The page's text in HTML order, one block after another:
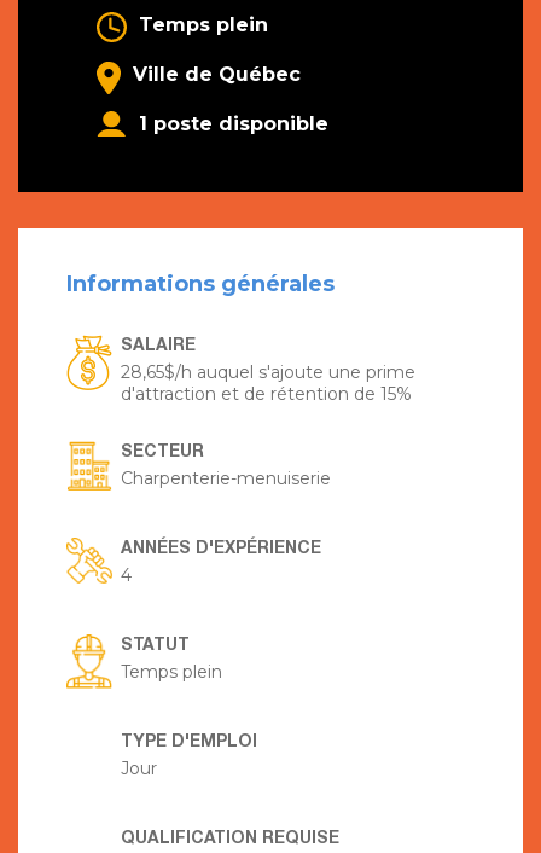
Temps plein
Ville de Québec
1 poste disponible
Informations générales
SALAIRE
28,65$/h auquel s'ajoute une prime
d'attraction et de rétention de 15%
SECTEUR
Charpenterie-menuiserie
ANNÉES D'EXPÉRIENCE
4
STATUT
Temps plein
TYPE D'EMPLOI
Jour
QUALIFICATION REQUISE